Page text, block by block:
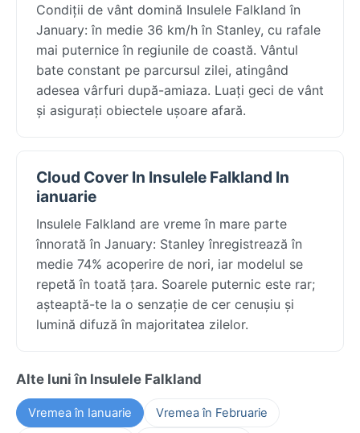
Condiții de vânt domină Insulele Falkland în
January: în medie 36 km/h în Stanley, cu rafale
mai puternice în regiunile de coastă. Vântul
bate constant pe parcursul zilei, atingând
adesea vârfuri după-amiaza. Luați geci de vânt
și asigurați obiectele ușoare afară.
Cloud Cover In Insulele Falkland In
ianuarie
Insulele Falkland are vreme în mare parte
înnorată în January: Stanley înregistrează în
medie 74% acoperire de nori, iar modelul se
repetă în toată țara. Soarele puternic este rar;
așteaptă-te la o senzație de cer cenușiu și
lumină difuză în majoritatea zilelor.
Alte luni în Insulele Falkland
Vremea în Ianuarie Vremea în Februarie